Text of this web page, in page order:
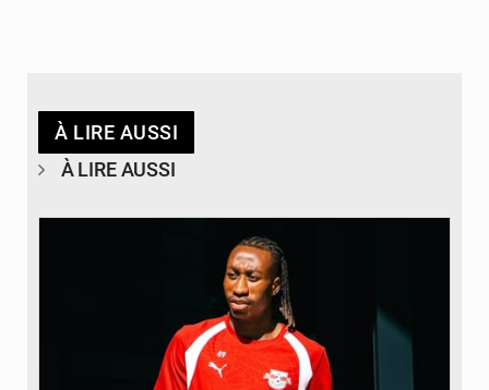
À LIRE AUSSI
À LIRE AUSSI